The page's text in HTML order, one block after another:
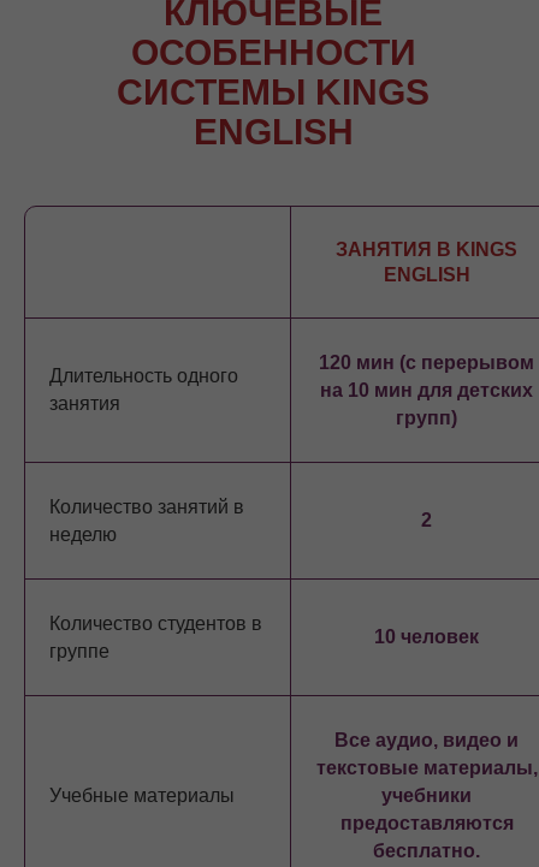
КЛЮЧЕВЫЕ
ОСОБЕННОСТИ
СИСТЕМЫ KINGS
ENGLISH
ЗАНЯТИЯ В KINGS
ENGLISH
Длительность одного
занятия
120 мин (с перерывом
на 10 мин для детских
групп)
Количество занятий в
неделю
2
Количество студентов в
группе
10 человек
Учебные материалы
Все аудио, видео и
текстовые материалы,
учебники
предоставляются
бесплатно.